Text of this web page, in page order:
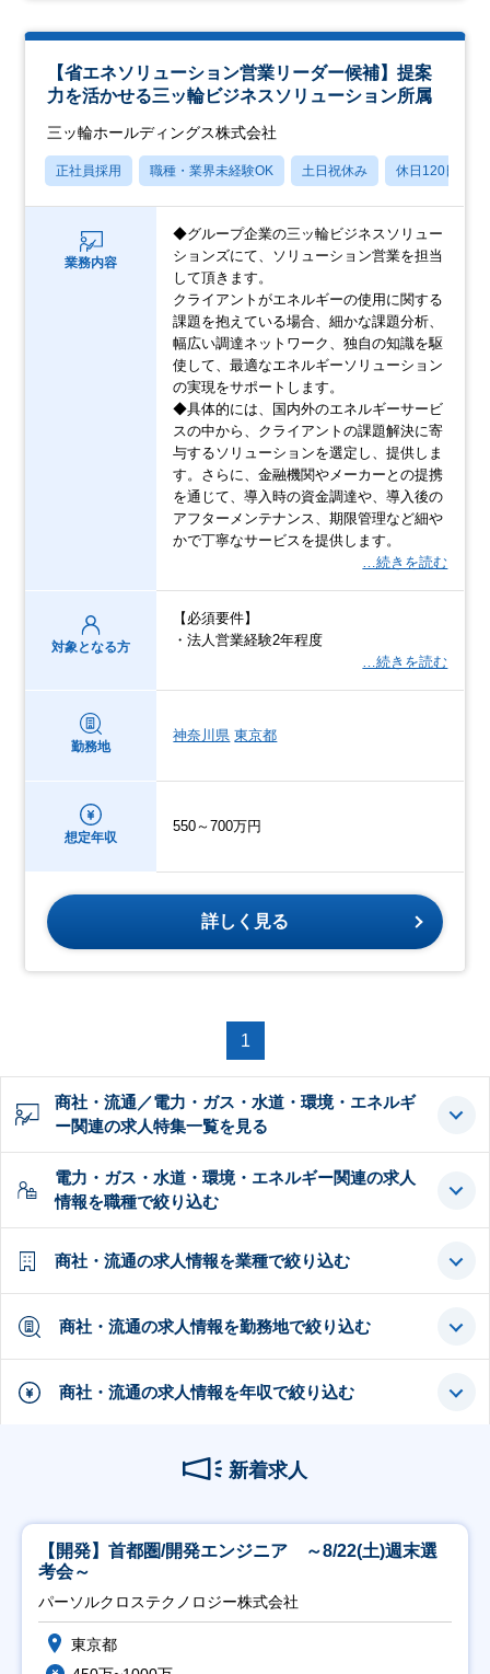
【省エネソリューション営業リーダー候補】提案
力を活かせる三ッ輪ビジネスソリューション所属
三ッ輪ホールディングス株式会社
正社員採用 職種・業界未経験OK 土日祝休み 休日120日以上
業務内容
◆グループ企業の三ッ輪ビジネスソリュー
ションズにて、ソリューション営業を担当
して頂きます。
クライアントがエネルギーの使用に関する
課題を抱えている場合、細かな課題分析、
幅広い調達ネットワーク、独自の知識を駆
使して、最適なエネルギーソリューション
の実現をサポートします。
◆具体的には、国内外のエネルギーサービ
スの中から、クライアントの課題解決に寄
与するソリューションを選定し、提供しま
す。さらに、金融機関やメーカーとの提携
を通じて、導入時の資金調達や、導入後の
アフターメンテナンス、期限管理など細や
かで丁寧なサービスを提供します。
…続きを読む
対象となる方
【必須要件】
・法人営業経験2年程度
…続きを読む
勤務地
神奈川県 東京都
想定年収
550～700万円
詳しく見る
1
商社・流通／電力・ガス・水道・環境・エネルギ
ー関連の求人特集一覧を見る
電力・ガス・水道・環境・エネルギー関連の求人
情報を職種で絞り込む
商社・流通の求人情報を業種で絞り込む
商社・流通の求人情報を勤務地で絞り込む
商社・流通の求人情報を年収で絞り込む
新着求人
【開発】首都圏/開発エンジニア ～8/22(土)週末選
考会～
パーソルクロステクノロジー株式会社
東京都